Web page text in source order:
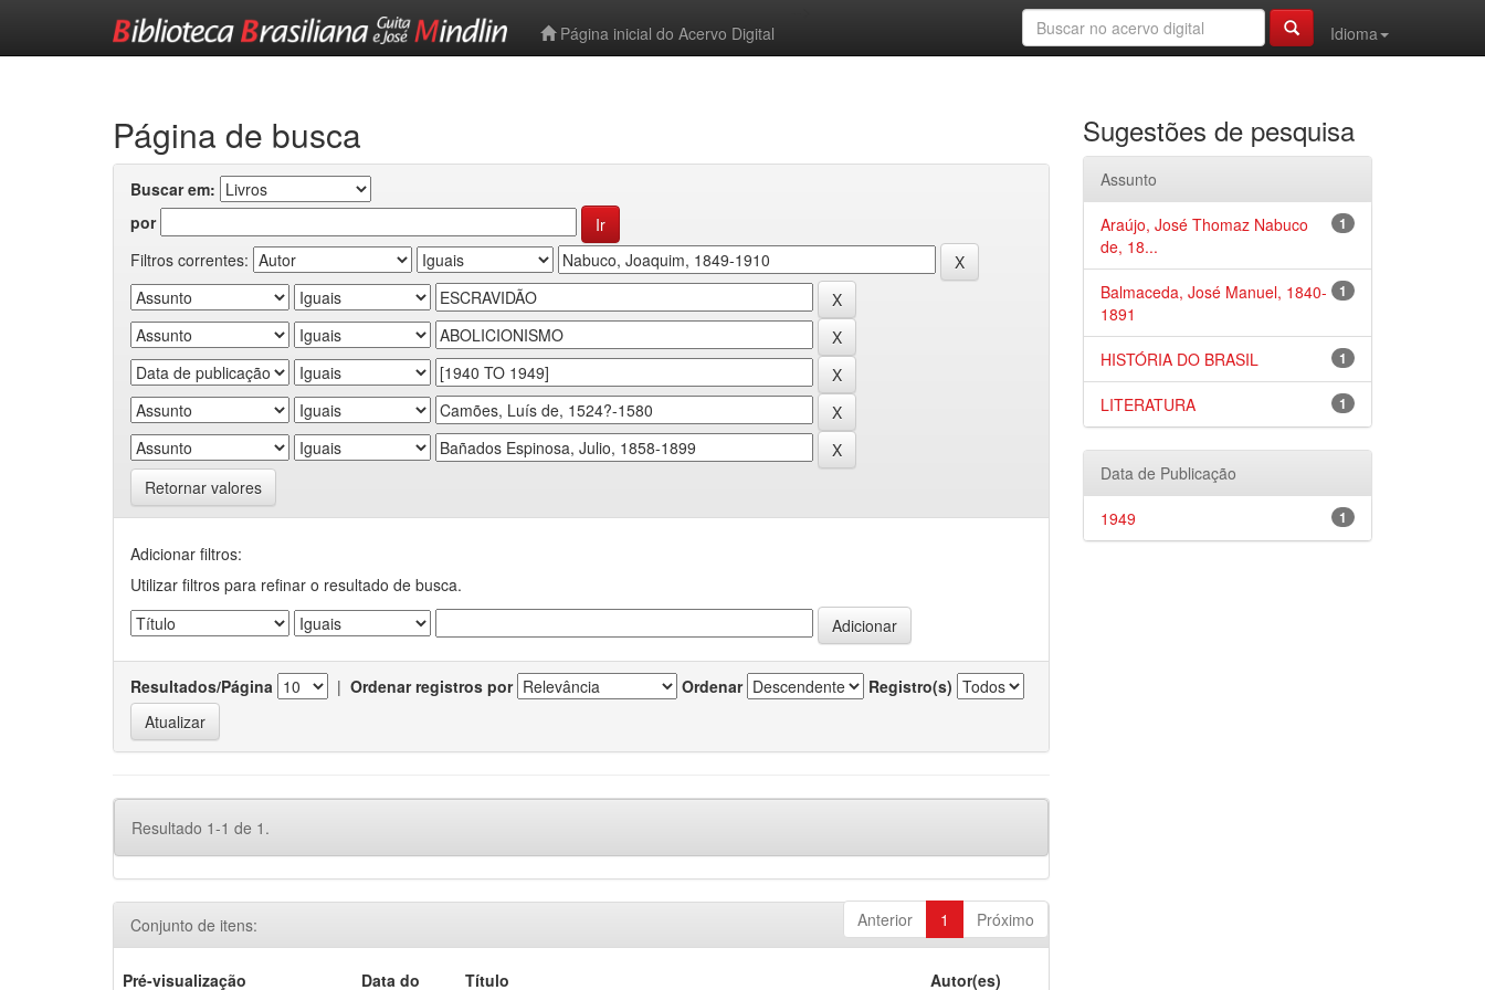
Página inicial do Acervo Digital
Idioma
Página de busca
Buscar em:
por
Filtros correntes:
Retornar valores
Adicionar filtros:
Utilizar filtros para refinar o resultado de busca.
Resultados/Página | Ordenar registros por Ordenar Registro(s)
Resultado 1-1 de 1.
Anterior 1 Próximo
Conjunto de itens:
Pré-visualização Data do Título Autor(es)
Sugestões de pesquisa
Assunto
1
Araújo, José Thomaz Nabuco
de, 18...
1
Balmaceda, José Manuel, 1840-
1891
1
HISTÓRIA DO BRASIL
1
LITERATURA
Data de Publicação
1
1949